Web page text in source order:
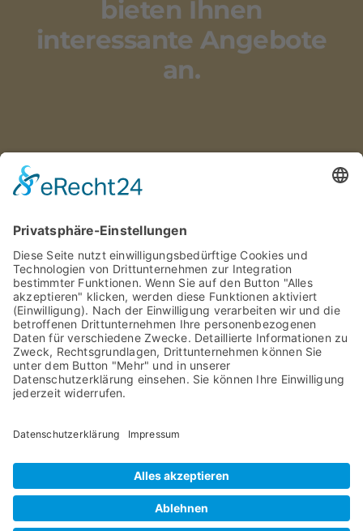
bieten Ihnen
interessante Angebote
an.
Weihnachtsbäume aus Holz
für die Ewigkeit!
WARENKORB
Kasse
Warenkorb